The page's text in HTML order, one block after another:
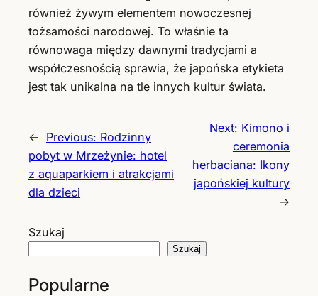
również żywym elementem nowoczesnej
tożsamości narodowej. To właśnie ta
równowaga między dawnymi tradycjami a
współczesnością sprawia, że japońska etykieta
jest tak unikalna na tle innych kultur świata.
← Previous: Rodzinny
pobyt w Mrzeżynie: hotel
z aquaparkiem i atrakcjami
dla dzieci
Next: Kimono i
ceremonia
herbaciana: Ikony
japońskiej kultury
→
Szukaj
Szukaj
Popularne